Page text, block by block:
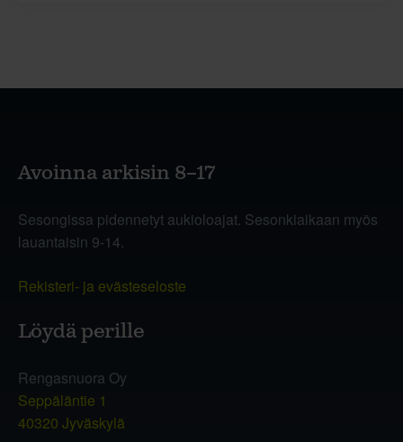
Avoinna arkisin 8–17
Sesongissa pidennetyt aukioloajat. Sesonkiaikaan myös
lauantaisin 9-14.
Rekisteri- ja evästeseloste
Löydä perille
Rengasnuora Oy
Seppäläntie 1
40320 Jyväskylä